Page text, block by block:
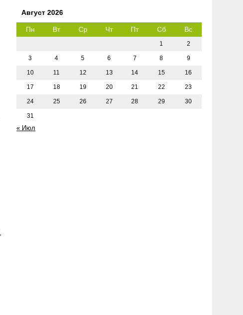
Август 2026
Пн Вт Ср Чт Пт Сб Вс
1 2
3 4 5 6 7 8 9
10 11 12 13 14 15 16
17 18 19 20 21 22 23
24 25 26 27 28 29 30
31
« Июл